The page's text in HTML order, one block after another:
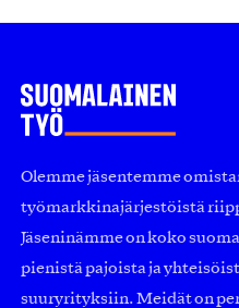
Olemme jäsentemme
työmarkkinajärjestöistä
Jäseninämme on koko
pienistä pajoista ja
suuryrityksiin. Meidät on